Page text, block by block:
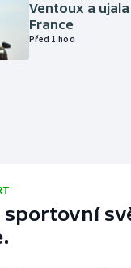
Ventoux a
France
Před 1 hod
sportovní